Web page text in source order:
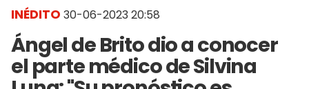
INÉDITO 30-06-2023 20:58
Ángel de Brito dio a conocer
el parte médico de Silvina